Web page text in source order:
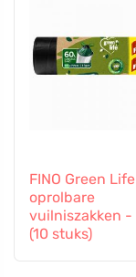
FINO Green Life
oprolbare
vuilniszakken -
(10 stuks)